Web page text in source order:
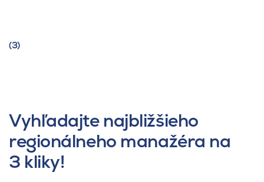
(3)
Vyhľadajte najbližšieho
regionálneho manažéra na
3 kliky!